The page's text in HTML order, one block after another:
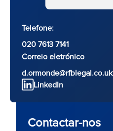
Telefone:
020 7613 7141
Correio eletrónico
d.ormonde@rfblegal.co.uk
LinkedIn
Contactar-nos